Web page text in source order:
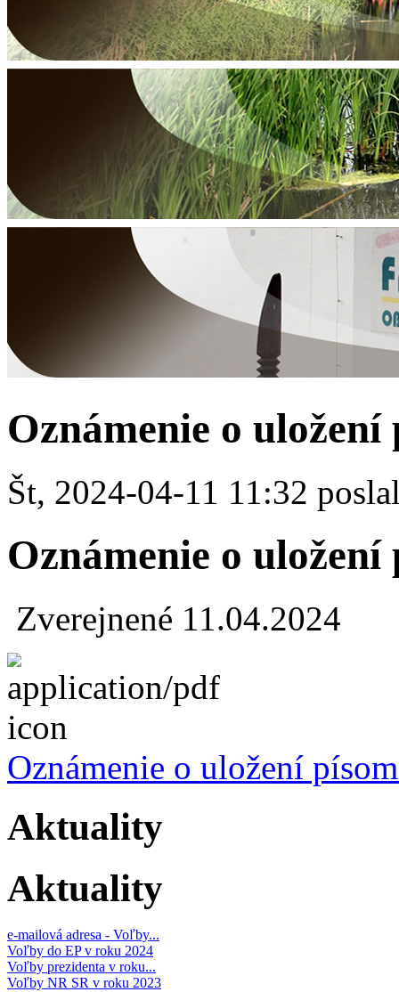
Oznámenie o uložení
Št, 2024-04-11 11:32
Oznámenie o uložení
Zverejnené 11.04.2024
Oznámenie o uložení
Aktuality
Aktuality
e-mailová adresa - Voľby...
Voľby do EP v roku 2024
Voľby prezidenta v roku...
Voľby NR SR v roku 2023